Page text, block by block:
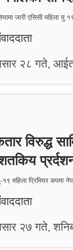
जारी एसिसी महिला यु १९
२८ गते,
विरुद्ध
१९ महिला प्रिमियर कपमा
२७ गते,